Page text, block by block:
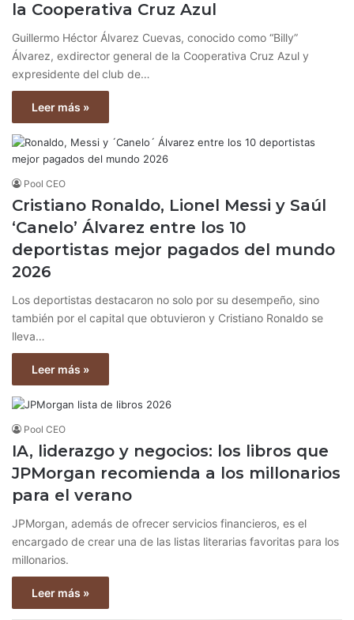
la Cooperativa Cruz Azul
Guillermo Héctor Álvarez Cuevas, conocido como “Billy”
Álvarez, exdirector general de la Cooperativa Cruz Azul y
expresidente del club de…
Leer más »
Pool CEO
Cristiano Ronaldo, Lionel Messi y Saúl
‘Canelo’ Álvarez entre los 10
deportistas mejor pagados del mundo
2026
Los deportistas destacaron no solo por su desempeño, sino
también por el capital que obtuvieron y Cristiano Ronaldo se
lleva…
Leer más »
Pool CEO
IA, liderazgo y negocios: los libros que
JPMorgan recomienda a los millonarios
para el verano
JPMorgan, además de ofrecer servicios financieros, es el
encargado de crear una de las listas literarias favoritas para los
millonarios.
Leer más »